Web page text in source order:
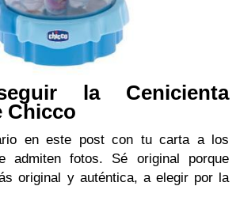
la Cenicienta
Chicco
en este post con tu carta a los
admiten fotos. Sé original porque
original y auténtica, a elegir por la